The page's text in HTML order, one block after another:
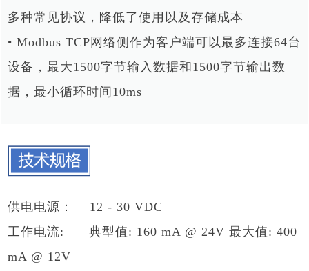
多种常见协议，降低了使用以及存储成本
• Modbus TCP网络侧作为客户端可以最多连接64台
设备，最大1500字节输入数据和1500字节输出数
据，最小循环时间10ms
供电电源： 12 - 30 VDC
工作电流: 典型值: 160 mA @ 24V 最大值: 400
mA @ 12V